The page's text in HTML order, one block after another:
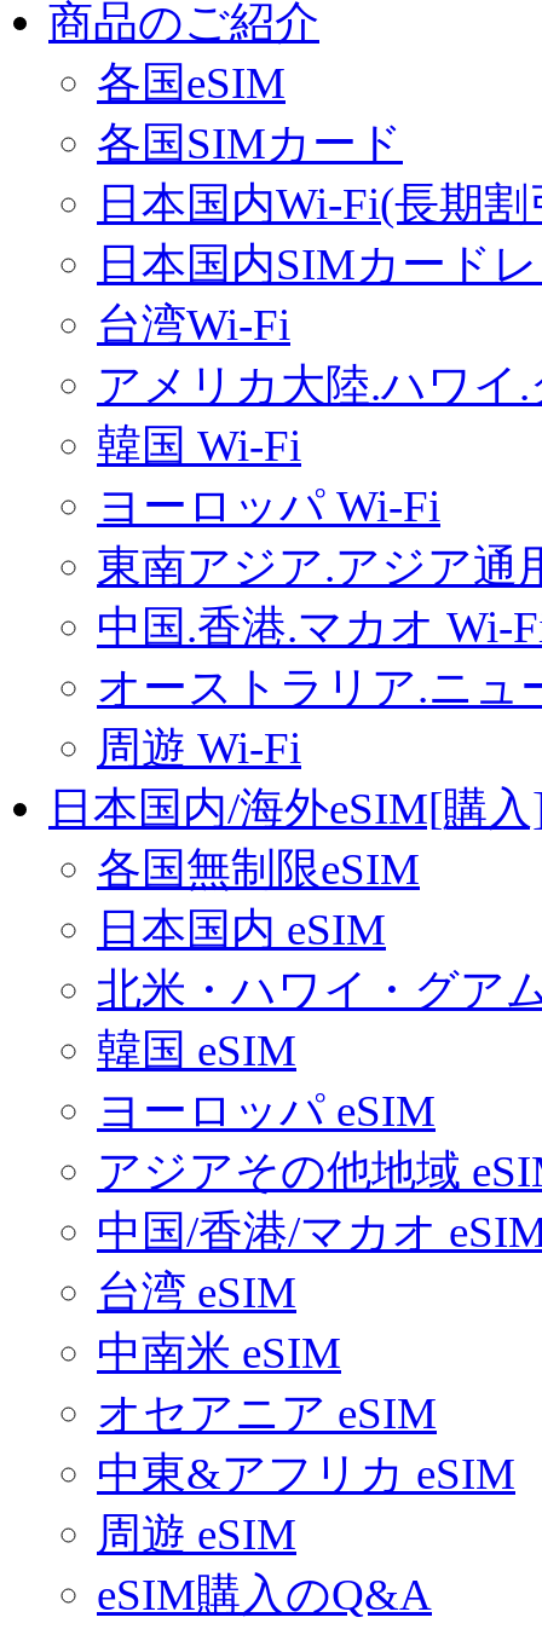
商品のご紹介
各国eSIM
各国SIMカード
日本国内Wi-Fi(長期
日本国内SIMカード
台湾Wi-Fi
アメリカ大陸.ハワイ
韓国 Wi-Fi
ヨーロッパ Wi-Fi
東南アジア.アジア通
中国.香港.マカオ Wi-
オーストラリア.ニュ
周遊 Wi-Fi
日本国内/海外eSIM[購
各国無制限eSIM
日本国内 eSIM
北米・ハワイ・グア
韓国 eSIM
ヨーロッパ eSIM
アジアその他地域
中国/香港/マカオ
台湾 eSIM
中南米 eSIM
オセアニア eSIM
中東&アフリカ eSIM
周遊 eSIM
eSIM購入のQ&A